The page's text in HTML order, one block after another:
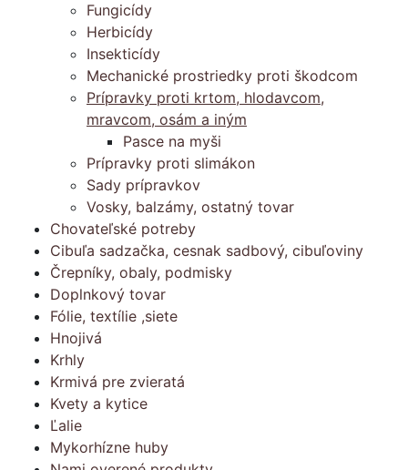
Fungicídy
Herbicídy
Insekticídy
Mechanické prostriedky proti škodcom
Prípravky proti krtom, hlodavcom,
mravcom, osám a iným
Pasce na myši
Prípravky proti slimákon
Sady prípravkov
Vosky, balzámy, ostatný tovar
Chovateľské potreby
Cibuľa sadzačka, cesnak sadbový, cibuľoviny
Črepníky, obaly, podmisky
Doplnkový tovar
Fólie, textílie ,siete
Hnojivá
Krhly
Krmivá pre zvieratá
Kvety a kytice
Ľalie
Mykorhízne huby